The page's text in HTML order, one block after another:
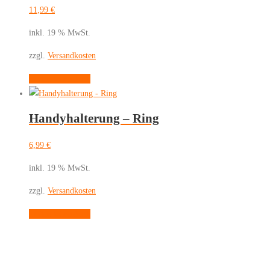
11,99 €
inkl. 19 % MwSt.
zzgl. Versandkosten
Handyhalterung – Ring
6,99 €
inkl. 19 % MwSt.
zzgl. Versandkosten